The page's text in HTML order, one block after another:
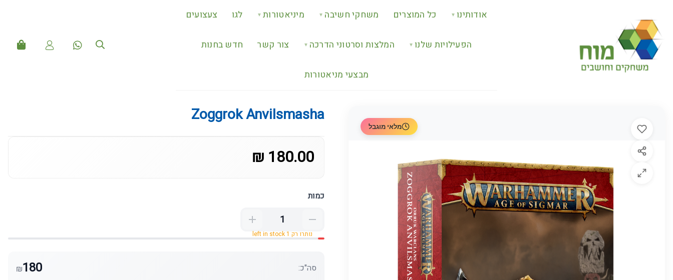
אודותינו ▼ כל המוצרים משחקי חשיבה ▼ מיניאטורות ▼ לגו צעצועים
הפעילויות שלנו ▼ המלצות וסרטוני הדרכה ▼ צור קשר חדש בחנות
מבצעי מניאטורות
מלאי מוגבל
Zoggrok Anvilsmasha
180.00 ₪
כמות
נותרו רק 1 left in stock
סה"כ: 180
₪